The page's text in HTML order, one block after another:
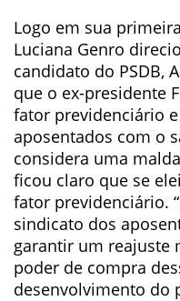
Logo em sua
Luciana Genro
candidato do PSDB,
que o ex-presidente
fator previdenciário
aposentados com o
considera uma
ficou claro que se
fator previdenciário.
sindicato dos
garantir um reajuste
poder de compra
desenvolvimento do